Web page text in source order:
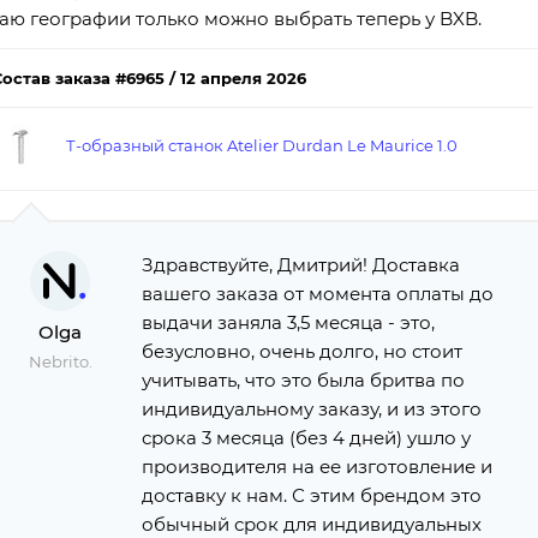
географии только можно выбрать теперь у BXB.
заказа #6965 / 12 апреля 2026
Т-образный станок Atelier Durdan Le Maurice 1.0
Olga
Nebrito.
Здравствуйте, Дмитрий! Доставка
вашего заказа от момента оплаты до
выдачи заняла 3,5 месяца - это,
безусловно, очень долго, но стоит
учитывать, что это была бритва по
индивидуальному заказу, и из этого
срока 3 месяца (без 4 дней) ушло у
производителя на ее изготовление и
доставку к нам. С этим брендом это
обычный срок для индивидуальных